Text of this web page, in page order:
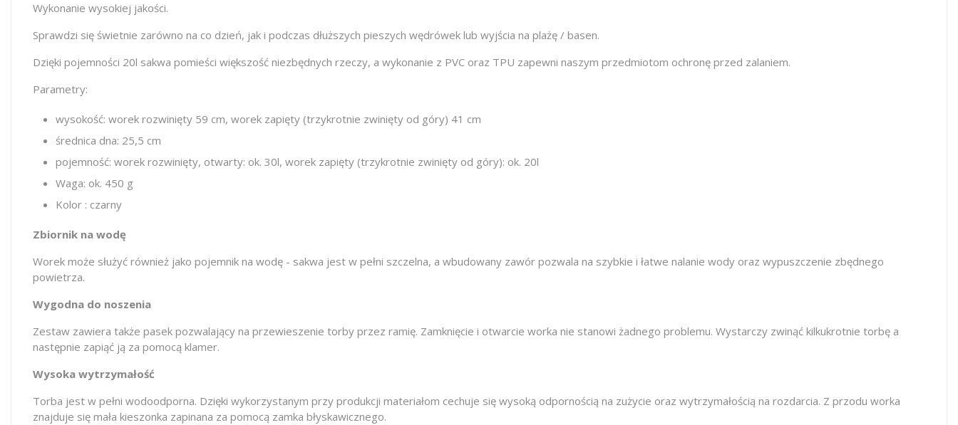
Wykonanie wysokiej jakości.
Sprawdzi się świetnie zarówno na co dzień, jak i podczas dłuższych pieszych wędrówek lub wyjścia na plażę / basen.
Dzięki pojemności 20l sakwa pomieści większość niezbędnych rzeczy, a wykonanie z PVC oraz TPU zapewni naszym przedmiotom ochronę przed zalaniem.
Parametry:
wysokość: worek rozwinięty 59 cm, worek zapięty (trzykrotnie zwinięty od góry) 41 cm
średnica dna: 25,5 cm
pojemność: worek rozwinięty, otwarty: ok. 30l, worek zapięty (trzykrotnie zwinięty od góry): ok. 20l
Waga: ok. 450 g
Kolor : czarny
Zbiornik na wodę
Worek może służyć również jako pojemnik na wodę - sakwa jest w pełni szczelna, a wbudowany zawór pozwala na szybkie i łatwe nalanie wody oraz wypuszczenie zbędnego
powietrza.
Wygodna do noszenia
Zestaw zawiera także pasek pozwalający na przewieszenie torby przez ramię. Zamknięcie i otwarcie worka nie stanowi żadnego problemu. Wystarczy zwinąć kilkukrotnie torbę a
następnie zapiąć ją za pomocą klamer.
Wysoka wytrzymałość
Torba jest w pełni wodoodporna. Dzięki wykorzystanym przy produkcji materiałom cechuje się wysoką odpornością na zużycie oraz wytrzymałością na rozdarcia. Z przodu worka
znajduje się mała kieszonka zapinana za pomocą zamka błyskawicznego.